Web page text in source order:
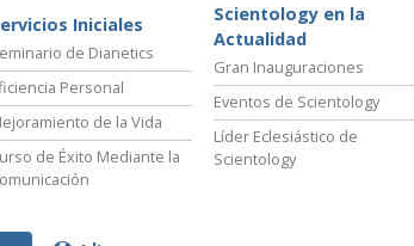
Iniciales
de Dianetics
Personal
de la Vida
de Éxito Mediante la
Scientology en la
Actualidad
Gran Inauguraciones
Eventos de Scientology
Líder Eclesiástico de
Scientology